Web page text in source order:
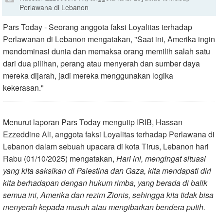
Perlawana di Lebanon
Pars Today - Seorang anggota faksi Loyalitas terhadap
Perlawanan di Lebanon mengatakan, "Saat ini, Amerika ingin
mendominasi dunia dan memaksa orang memilih salah satu
dari dua pilihan, perang atau menyerah dan sumber daya
mereka dijarah, jadi mereka menggunakan logika
kekerasan."
Menurut laporan Pars Today mengutip IRIB, Hassan
Ezzeddine Ali, anggota faksi Loyalitas terhadap Perlawana di
Lebanon dalam sebuah upacara di kota Tirus, Lebanon hari
Rabu (01/10/2025) mengatakan, Hari ini, mengingat situasi
yang kita saksikan di Palestina dan Gaza, kita mendapati diri
kita berhadapan dengan hukum rimba, yang berada di balik
semua ini, Amerika dan rezim Zionis, sehingga kita tidak bisa
menyerah kepada musuh atau mengibarkan bendera putih.